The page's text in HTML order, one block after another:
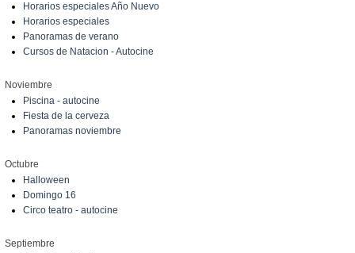
Horarios especiales Año Nuevo
Horarios especiales
Panoramas de verano
Cursos de Natacion - Autocine
Noviembre
Piscina - autocine
Fiesta de la cerveza
Panoramas noviembre
Octubre
Halloween
Domingo 16
Circo teatro - autocine
Septiembre